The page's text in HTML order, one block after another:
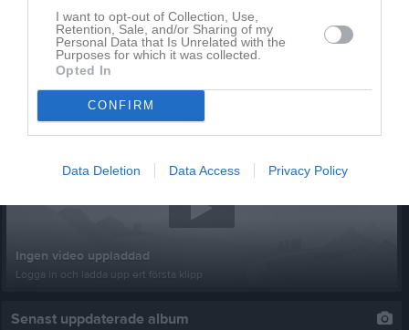
I want to opt-out of Collection, Use,
Retention, Sale, and/or Sharing of my
Personal Data that Is Unrelated with the
Purposes for which it was collected.
Opted In
CONFIRM
Data Deletion Data Access Privacy Policy
Senast uppladdade video
Ingen video uppladdad
Logga in och ladda upp ert första klipp
Senast uppdaterade album